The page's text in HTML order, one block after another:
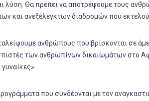
λύση. Θα πρέπει να αποτρέψουμε τους
και ανεξέλεγκτων διαδρομών που
ανθρώπους που βρίσκονται σε
των ανθρωπίνων δικαιωμάτων στο
που συνδέονται με τον